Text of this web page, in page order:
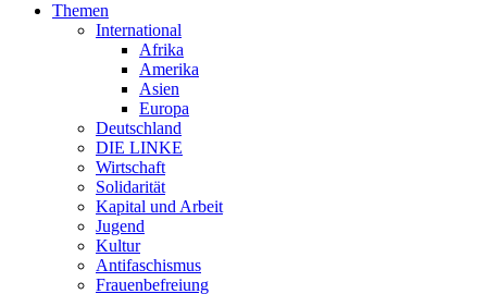
Themen
International
Afrika
Amerika
Asien
Europa
Deutschland
DIE LINKE
Wirtschaft
Solidarität
Kapital und Arbeit
Jugend
Kultur
Antifaschismus
Frauenbefreiung